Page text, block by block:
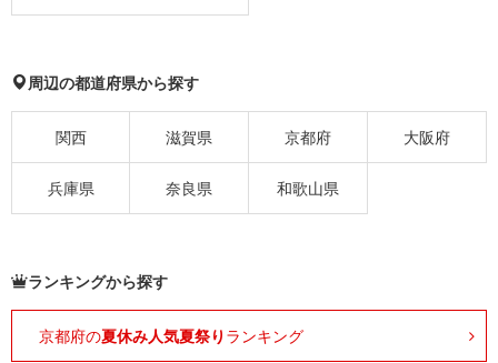
周辺の都道府県から探す
関西 滋賀県 京都府 大阪府
兵庫県 奈良県 和歌山県
ランキングから探す
京都府の夏休み人気夏祭り ランキング